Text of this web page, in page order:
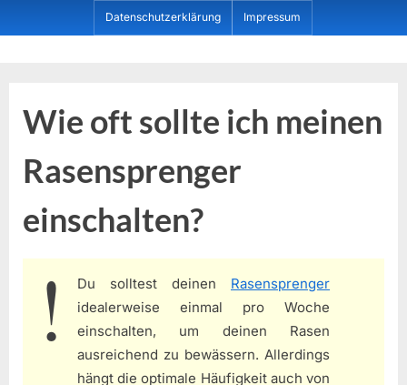
to
Datenschutzerklärung Impressum
Wie oft sollte ich meinen
Rasensprenger
einschalten?
Du solltest deinen Rasensprenger
idealerweise einmal pro Woche
einschalten, um deinen Rasen
ausreichend zu bewässern. Allerdings
hängt die optimale Häufigkeit auch von